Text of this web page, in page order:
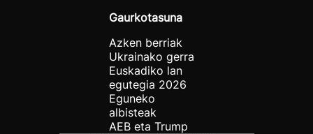
Gaurkotasuna
Azken berriak
Ukrainako gerra
Euskadiko lan
egutegia 2026
Eguneko
albisteak
AEB eta Trump